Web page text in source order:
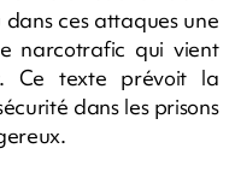
ces attaques une
narcotrafic qui vient
Ce texte prévoit la
dans les prisons